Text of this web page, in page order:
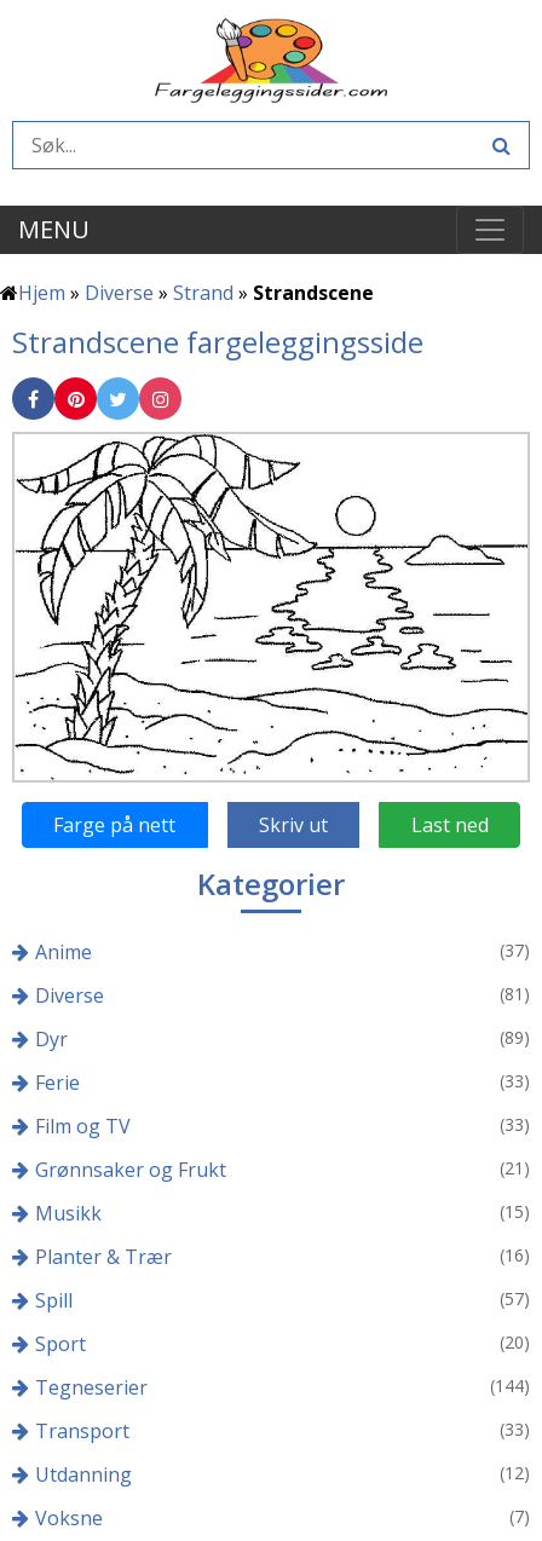
MENU
Hjem » Diverse » Strand » Strandscene
Strandscene fargeleggingsside
Farge på nett Skriv ut Last ned
Kategorier
Anime (37)
Diverse (81)
Dyr (89)
Ferie (33)
Film og TV (33)
Grønnsaker og Frukt (21)
Musikk (15)
Planter & Trær (16)
Spill (57)
Sport (20)
Tegneserier (144)
Transport (33)
Utdanning (12)
Voksne (7)